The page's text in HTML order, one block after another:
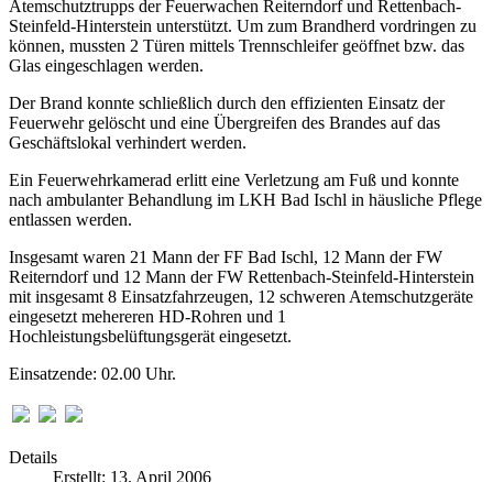
Atemschutztrupps der Feuerwachen Reiterndorf und Rettenbach-
Steinfeld-Hinterstein unterstützt. Um zum Brandherd vordringen zu
können, mussten 2 Türen mittels Trennschleifer geöffnet bzw. das
Glas eingeschlagen werden.
Der Brand konnte schließlich durch den effizienten Einsatz der
Feuerwehr gelöscht und eine Übergreifen des Brandes auf das
Geschäftslokal verhindert werden.
Ein Feuerwehrkamerad erlitt eine Verletzung am Fuß und konnte
nach ambulanter Behandlung im LKH Bad Ischl in häusliche Pflege
entlassen werden.
Insgesamt waren 21 Mann der FF Bad Ischl, 12 Mann der FW
Reiterndorf und 12 Mann der FW Rettenbach-Steinfeld-Hinterstein
mit insgesamt 8 Einsatzfahrzeugen, 12 schweren Atemschutzgeräte
eingesetzt mehereren HD-Rohren und 1
Hochleistungsbelüftungsgerät eingesetzt.
Einsatzende: 02.00 Uhr.
Details
Erstellt: 13. April 2006